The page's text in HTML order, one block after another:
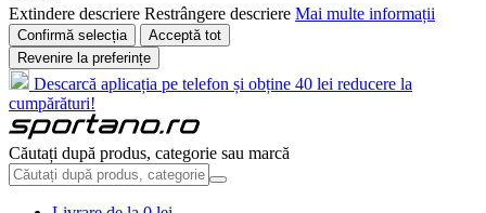
Extindere descriere Restrângere descriere Mai multe informații
Confirmă selecția
Acceptă tot
Revenire la preferințe
Descarcă aplicația pe telefon și obține 40 lei reducere la
cumpărături!
Căutați după produs, categorie sau marcă